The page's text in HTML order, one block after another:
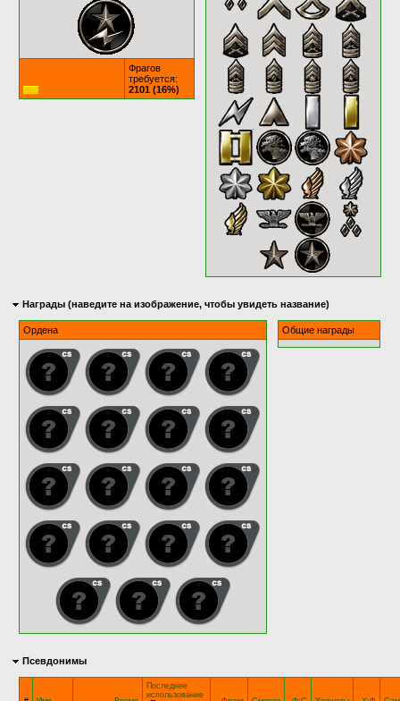
Фрагов
требуется:
2101 (16%)
Награды (наведите на изображение, чтобы увидеть название)
Ордена Общие награды
Псевдонимы
Последнее
использование